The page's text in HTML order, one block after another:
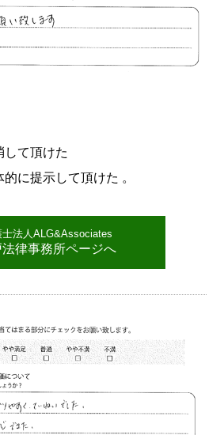
して頂けた
に提示して頂けた 。
士法人ALG&Associates
律事務所ページへ